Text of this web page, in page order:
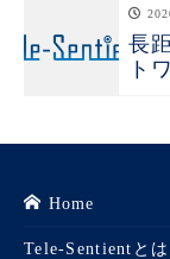
長
ト
Home
Tele-Sentientとは